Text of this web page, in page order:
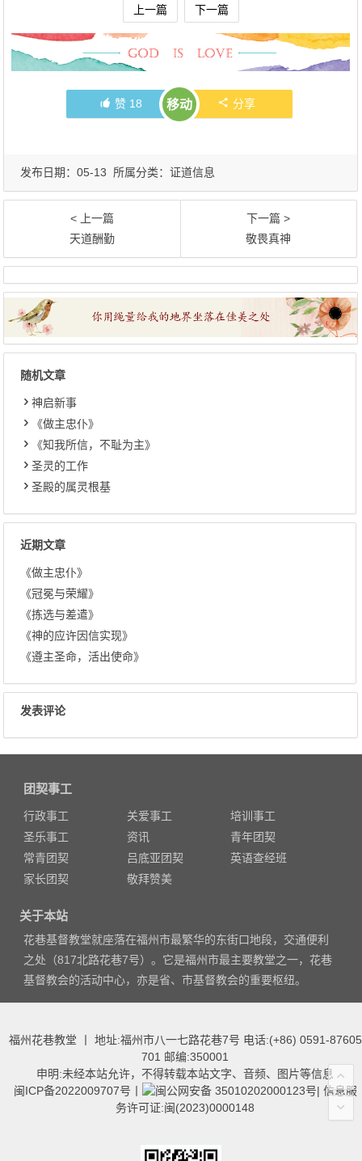
上一篇 下一篇
赞 18 移动 分享
发布日期：05-13 所属分类：证道信息
< 上一篇
天道酬勤
下一篇 >
敬畏真神
随机文章
神启新事
《做主忠仆》
《知我所信，不耻为主》
圣灵的工作
圣殿的属灵根基
近期文章
《做主忠仆》
《冠冕与荣耀》
《拣选与差遣》
《神的应许因信实现》
《遵主圣命，活出使命》
发表评论
团契事工
行政事工 关爱事工
培训事工
圣乐事工
资讯
青年团契
常青团契
吕底亚团契
英语查经班
家长团契
敬拜赞美
关于本站
花巷基督教堂就座落在福州市最繁华的东街口地段，交通便利
之处（817北路花巷7号）。它是福州市最主要教堂之一，花巷
基督教会的活动中心，亦是省、市基督教会的重要枢纽。
福州花巷教堂 丨 地址:福州市八一七路花巷7号 电话:(+86) 0591-87605
701 邮编:350001
申明:未经本站允许，不得转载本站文字、音频、图片等信息
闽ICP备2022009707号
闽公网安备 35010202000123号| 信息服
务许可证:闽(2023)0000148